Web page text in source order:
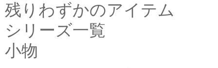
残りわずかのアイテム
シリーズ一覧
小物